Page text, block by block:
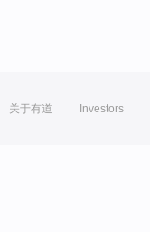
关于有道 Investors